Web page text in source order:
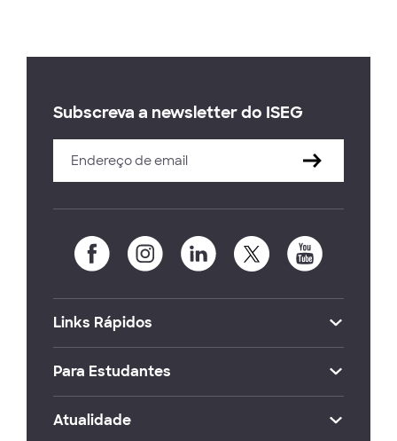
Subscreva a newsletter do ISEG
Links Rápidos
Para Estudantes
Atualidade